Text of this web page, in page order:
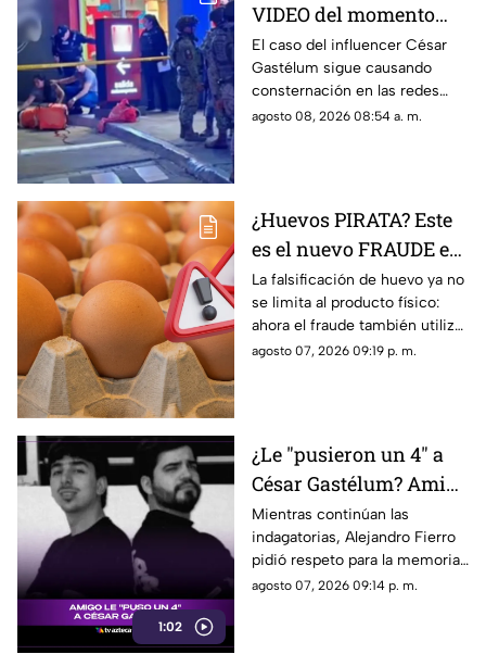
VIDEO del momento
exacto en que la madre
del influencer César
Gastélum se entera de
su ASESINATO
El caso del influencer César
Gastélum sigue causando
consternación en las redes
sociales, donde se ha dado a
agosto 08, 2026 08:54 a. m.
¿Huevos PIRATA? Este
es el nuevo FRAUDE en
las cocinas de México
La falsificación de huevo ya no
se limita al producto físico:
ahora el fraude también utiliza
internet para intentar engañar
agosto 07, 2026 09:19 p. m.
1:02
¿Le "pusieron un 4" a
César Gastélum? Amigo
del influencer rompe el
silencio
Mientras continúan las
indagatorias, Alejandro Fierro
pidió respeto para la memoria
de su amigo y para sus
agosto 07, 2026 09:14 p. m.